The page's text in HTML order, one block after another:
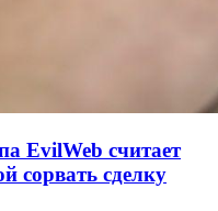
EvilWeb считает
сорвать сделку